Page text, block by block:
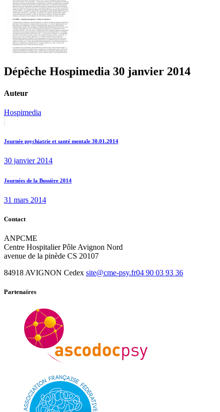
Dépêche Hospimedia 30 janvier 2014
Auteur
Hospimedia
de
Journée psychiatrie et santé mentale 30.01.2014
30 janvier 2014
Next
Journées de la Bussière 2014
31 mars 2014
Contact
ANPCME
Centre Hospitalier Pôle Avignon Nord
avenue de la pinède CS 20107
84918 AVIGNON Cedex site@cme-psy.fr04 90 03 93 36
Partenaires